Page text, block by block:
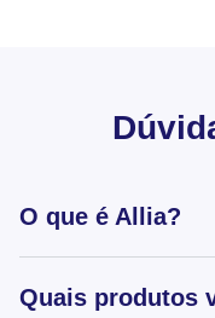
O que é Allia?
Quais produtos